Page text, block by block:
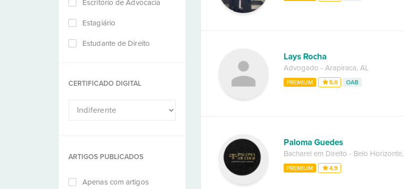
Escritório de Advocacia
Estagiário
Estudante de Direito
CERTIFICADO DIGITAL
ARTIGOS PUBLICADOS
Apenas com artigos
Lays Rocha
Advogado - Arapiraca, AL
PREMIUM 5,0 OAB
Paloma Guedes
Bacharel em Direito - Belo Horizonte,
PREMIUM 4,9